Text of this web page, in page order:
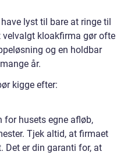
lyst til bare at ringe til
velvalgt kloakfirma gør ofte
og en holdbar
år.
kigge efter:
for husets egne afløb,
Tjek altid, at firmaet
Det er din garanti for, at